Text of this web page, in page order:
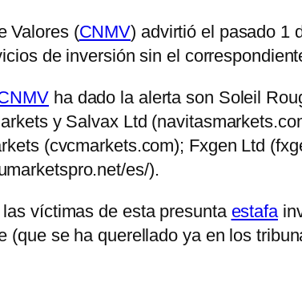
Valores (CNMV) advirtió el pasado 1
de inversión sin el
ha dado la alerta son Soleil
y Salvax Ltd
(cvcmarkets.com); Fxgen Ltd
es/).
víctimas de esta presunta estafa
(que se ha querellado ya en los